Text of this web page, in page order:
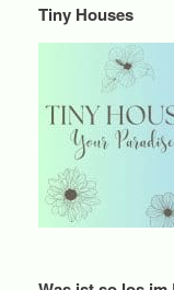
Tiny Houses